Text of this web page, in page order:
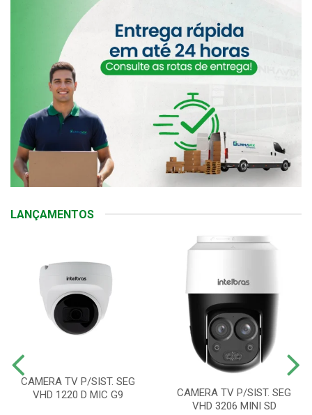
LANÇAMENTOS
CAMERA TV P/SIST. SEG
VHD 1220 D MIC G9
CAMERA TV P/SIST. SEG
VHD 3206 MINI SD